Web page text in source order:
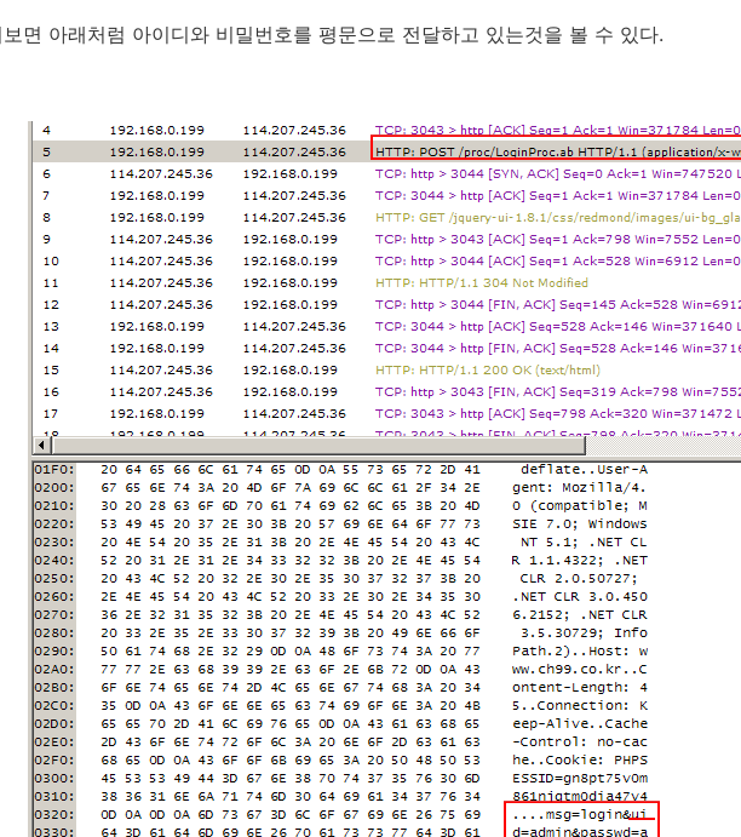
면 아래처럼 아이디와 비밀번호를 평문으로 전달하고 있는것을 볼 수 있다.